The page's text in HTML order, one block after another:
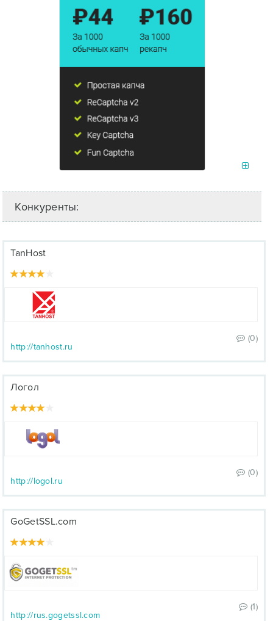
Конкуренты:
TanHost
(0)
http://tanhost.ru
Логол
(0)
http://logol.ru
GoGetSSL.com
(1)
http://rus.gogetssl.com